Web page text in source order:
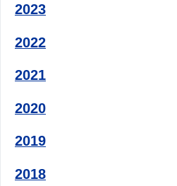
2023
2022
2021
2020
2019
2018